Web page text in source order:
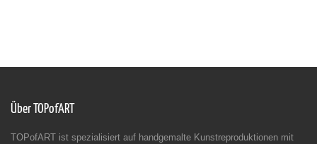
Über TOPofART
TOPofART ist spezialisiert auf handgemalte Kunstreproduktionen mit